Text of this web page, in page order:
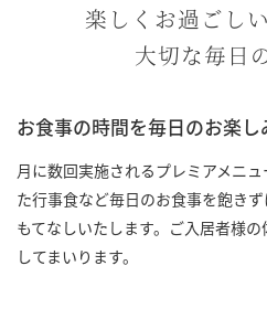
楽しくお過ごし
大切な毎日
お食事の時間を毎日のお楽し
月に数回実施されるプレミアメニ
た行事食など毎日のお食事を飽き
もてなしいたします。ご入居者様
してまいります。